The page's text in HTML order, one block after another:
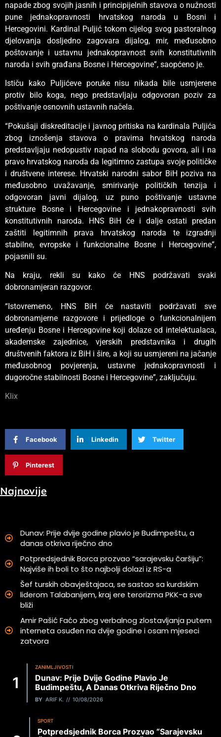
napade zbog svojih jasnih i principijelnih stavova o nužnosti
pune jednakopravnosti hrvatskog naroda u Bosni i
Hercegovini. Kardinal Puljić tokom cijelog svog pastoralnog
djelovanja dosljedno zagovara dijalog, mir, međusobno
poštovanje i ustavnu jednakopravnost svih konstitutivnih
naroda i svih građana Bosne i Hercegovine”, saopćeno je.
Ističu kako Puljićeve poruke nisu nikada bile usmjerene
protiv bilo koga, nego predstavljaju odgovoran poziv za
poštivanje osnovnih ustavnih načela.
“Pokušaji diskreditacije i javnog pritiska na kardinala Puljića
zbog iznošenja stavova o pravima hrvatskog naroda
predstavljaju nedopustiv napad na slobodu govora, ali i na
pravo hrvatskog naroda da legitimno zastupa svoje političke
i društvene interese. Hrvatski narodni sabor BiH poziva na
međusobno uvažavanje, smirivanje političkih tenzija i
odgovoran javni dijalog, uz puno poštivanje ustavne
strukture Bosne i Hercegovine i jednakopravnosti svih
konstitutivnih naroda. HNS BiH će i dalje ostati predan
zaštiti legitimnih prava hrvatskog naroda te izgradnji
stabilne, evropske i funkcionalne Bosne i Hercegovine”,
pojasnili su.
Na kraju, rekli su kako će HNS podržavati svaki
dobronamjeran razgovor.
“Istovremeno, HNS BiH će nastaviti podržavati sve
dobronamjerne razgovore i prijedloge o funkcionalnijem
uređenju Bosne i Hercegovine koji dolaze od intelektualaca,
akademske zajednice, vjerskih predstavnika i drugih
društvenih faktora iz BiH i šire, a koji su usmjereni na jačanje
međusobnog povjerenja, ustavne jednakopravnosti i
dugoročne stabilnosti Bosne i Hercegovine”, zaključuju.
Klix
Facebook Linkedin Twitter
Pinterest
Najnovije
Dunav: Prije dvije godine plavio je Budimpeštu, a
danas otkriva riječno dno
Potpredsjednik Borca prozvao “sarajevsku čaršiju”:
Najviše ih boli to što najbolji dolazi iz RS-a
Šef turskih obavještajaca, se sastao sa kurdskim
liderom Talabanijem, kraj ere terorizma PKK-a sve
bliži
Amir Pašić Faćo zbog verbalnog zlostavljanja putem
interneta osuđen na dvije godine i osam mjeseci
zatvora
ZANIMLJIVOSTI
Dunav: Prije Dvije Godine Plavio Je
Budimpeštu, A Danas Otkriva Riječno Dno
BY ARIF K. 10/08/2026
SPORT
Potpredsjednik Borca Prozvao “sarajevsku